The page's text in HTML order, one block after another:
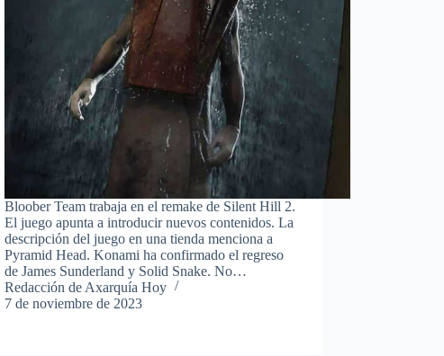
Bloober Team trabaja en el remake de Silent Hill 2.
El juego apunta a introducir nuevos contenidos. La
descripción del juego en una tienda menciona a
Pyramid Head. Konami ha confirmado el regreso
de James Sunderland y Solid Snake. No…
Redacción de Axarquía Hoy
7 de noviembre de 2023